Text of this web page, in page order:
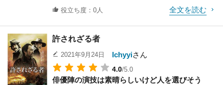
のとは裏腹に、おかしな変装をしたり肝心なところ
スパイ映画としては少し変化球の入った作品ではあ
りますが、肝心なところはきちんと押さえ、実力派
の俳優陣の演技も活きている良作です。
役立ち度：0人 全文を読む
許されざる者
2021年9月24日 Ichyyiさん
4.0/5.0
俳優陣の演技は素晴らしいけど人を選びそう